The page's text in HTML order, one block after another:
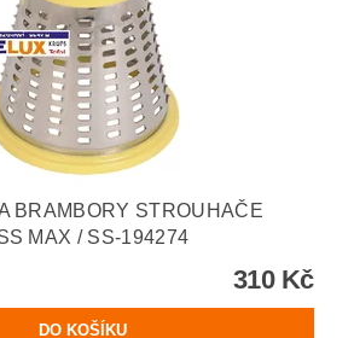
BRAMBORY STROUHAČE
MAX / SS-194274
310 Kč